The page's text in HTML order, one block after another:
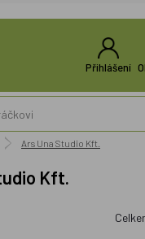
Přihlášení
Ars Una Studio Kft.
Kft.